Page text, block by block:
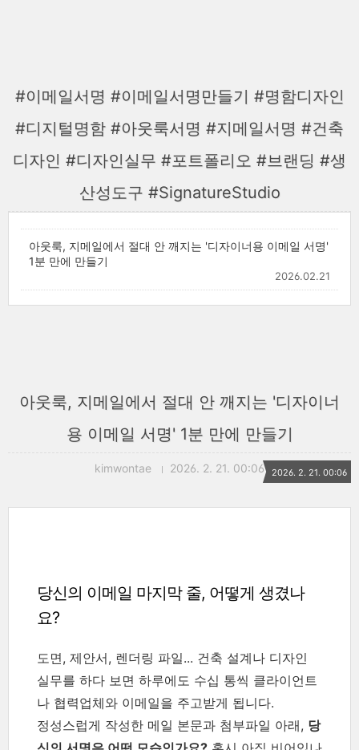
#이메일서명 #이메일서명만들기 #명함디자인
#디지털명함 #아웃룩서명 #지메일서명 #건축
디자인 #디자인실무 #포트폴리오 #브랜딩 #생
산성도구 #SignatureStudio
아웃룩, 지메일에서 절대 안 깨지는 '디자이너용 이메일 서명'
1분 만에 만들기
2026.02.21
아웃룩, 지메일에서 절대 안 깨지는 '디자이너
용 이메일 서명' 1분 만에 만들기
kimwontae 2026. 2. 21. 00:06 2026. 2. 21. 00:06
당신의 이메일 마지막 줄, 어떻게 생겼나
요?
도면, 제안서, 렌더링 파일... 건축 설계나 디자인
실무를 하다 보면 하루에도 수십 통씩 클라이언트
나 협력업체와 이메일을 주고받게 됩니다.
정성스럽게 작성한 메일 본문과 첨부파일 아래, 당